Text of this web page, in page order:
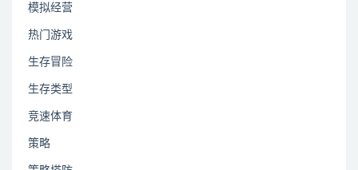
模拟经营
热门游戏
生存冒险
生存类型
竞速体育
策略